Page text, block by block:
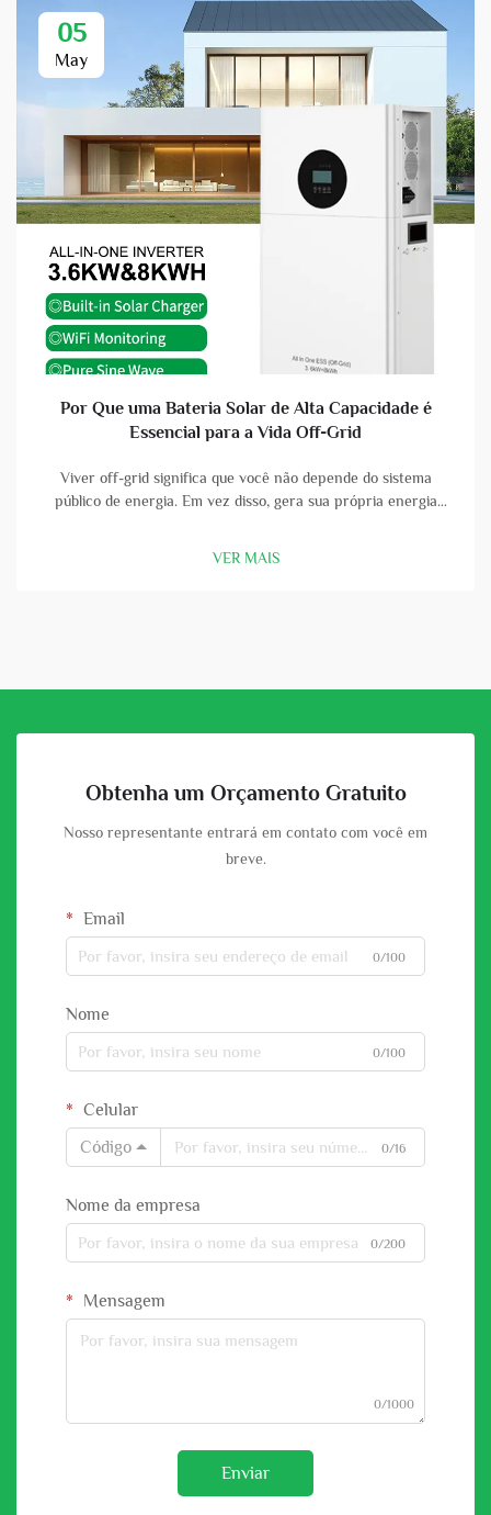
05
May
Por Que uma Bateria Solar de Alta Capacidade é
Essencial para a Vida Off-Grid
Viver off-grid significa que você não depende do sistema
público de energia. Em vez disso, gera sua própria energia
boa bateria, você pode armazenar a energia que os painéis
VER MAIS
Obtenha um Orçamento Gratuito
Nosso representante entrará em contato com você em
breve.
Email
0/100
Nome
0/100
Celular
Código
0/16
Nome da empresa
0/200
Mensagem
0/1000
Enviar